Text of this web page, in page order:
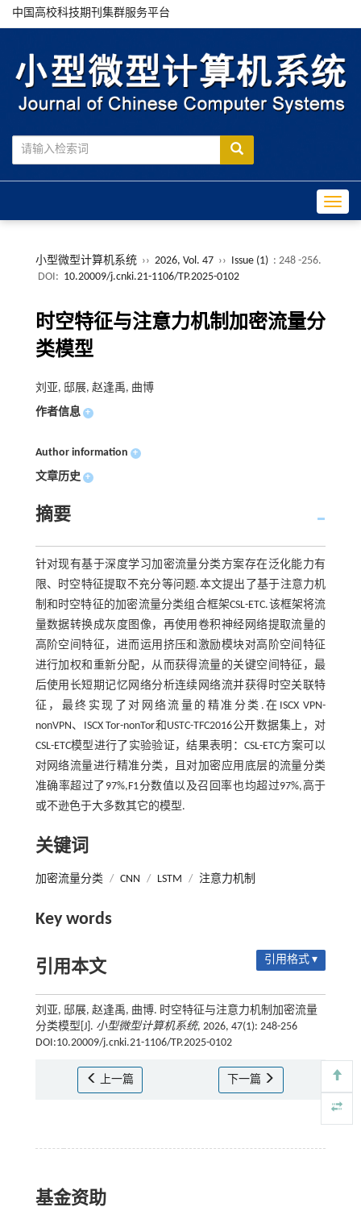
中国高校科技期刊集群服务平台
小型微型计算机系统 ›› 2026, Vol. 47 ›› Issue (1) : 248 -256.
DOI: 10.20009/j.cnki.21-1106/TP.2025-0102
时空特征与注意力机制加密流量分
类模型
刘亚, 邸展, 赵逢禹, 曲博
作者信息 +
Author information +
文章历史 +
摘要
针对现有基于深度学习加密流量分类方案存在泛化能力有
限、时空特征提取不充分等问题.本文提出了基于注意力机
制和时空特征的加密流量分类组合框架CSL-ETC.该框架将流
量数据转换成灰度图像，再使用卷积神经网络提取流量的
高阶空间特征，进而运用挤压和激励模块对高阶空间特征
进行加权和重新分配，从而获得流量的关键空间特征，最
后使用长短期记忆网络分析连续网络流并获得时空关联特
征，最终实现了对网络流量的精准分类.在ISCX VPN-
nonVPN、ISCX Tor-nonTor和USTC-TFC2016公开数据集上，对
CSL-ETC模型进行了实验验证，结果表明：CSL-ETC方案可以
对网络流量进行精准分类，且对加密应用底层的流量分类
准确率超过了97%,F1分数值以及召回率也均超过97%,高于
或不逊色于大多数其它的模型.
关键词
加密流量分类 / CNN / LSTM / 注意力机制
Key words
引用本文 引用格式 ▾
刘亚, 邸展, 赵逢禹, 曲博. 时空特征与注意力机制加密流量
分类模型[J]. 小型微型计算机系统, 2026, 47(1): 248-256
DOI:10.20009/j.cnki.21-1106/TP.2025-0102
上一篇 下一篇
基金资助